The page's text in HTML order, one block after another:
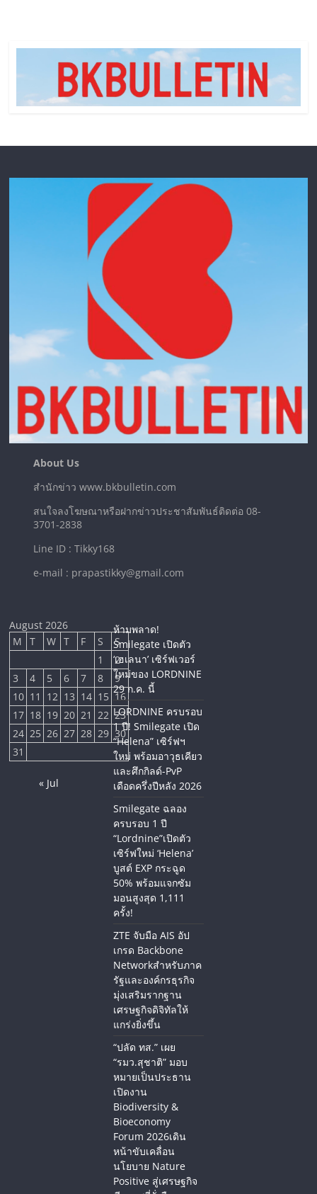
About Us
สำนักข่าว www.bkbulletin.com
สนใจลงโฆษณาหรือฝากข่าวประชาสัมพันธ์ติดต่อ 08-
3701-2838
Line ID : Tikky168
e-mail : prapastikky@gmail.com
August 2026
M
T W T F S
S
1
2
3
4 5 6 7 8
9
10 11 12 13 14 15 16
17 18 19 20 21 22 23
24 25 26 27 28 29 30
31
« Jul
ห้ามพลาด!
Smilegate เปิดตัว
‘เฮเลนา’ เซิร์ฟเวอร์
ใหม่ของ LORDNINE
29 ก.ค. นี้
LORDNINE ครบรอบ
1 ปี! Smilegate เปิด
“Helena” เซิร์ฟฯ
ใหม่ พร้อมอาวุธเคียว
และศึกกิลด์-PvP
เดือดครึ่งปีหลัง 2026
Smilegate ฉลอง
ครบรอบ 1 ปี
“Lordnine”เปิดตัว
เซิร์ฟใหม่ ‘Helena’
บูสต์ EXP กระฉูด
50% พร้อมแจกซัม
มอนสูงสุด 1,111
ครั้ง!
ZTE จับมือ AIS อัป
เกรด Backbone
Networkสำหรับภาค
รัฐและองค์กรธุรกิจ
มุ่งเสริมรากฐาน
เศรษฐกิจดิจิทัลให้
แกร่งยิ่งขึ้น
“ปลัด ทส.” เผย
“รมว.สุชาติ” มอบ
หมายเป็นประธาน
เปิดงาน
Biodiversity &
Bioeconomy
Forum 2026เดิน
หน้าขับเคลื่อน
นโยบาย Nature
Positive สู่เศรษฐกิจ